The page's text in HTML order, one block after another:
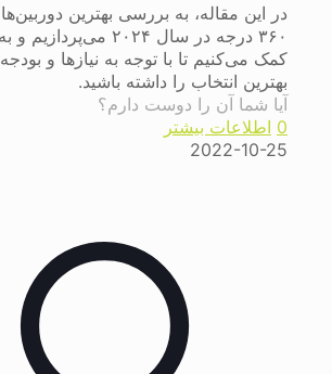
در این مقاله، به بررسی بهترین
۳۶۰ درجه در سال ۲۰۲۴
کمک می‌کنیم تا با توجه به نیازها و
بهترین انتخاب را داشته باشید.
آیا شما آن را دوست دارم؟
0 اطلاعات بیشتر
2022-10-25